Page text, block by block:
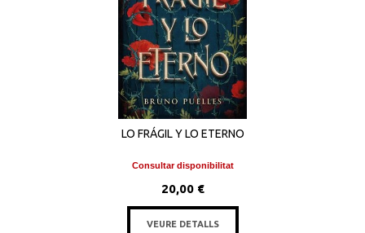
LO FRÁGIL Y LO ETERNO
Consultar disponibilitat
20,00 €
VEURE DETALLS